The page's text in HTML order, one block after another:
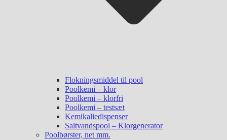
Flokningsmiddel til pool
Poolkemi – klor
Poolkemi – klorfri
Poolkemi – testsæt
Kemikaliedispenser
Saltvandspool – Klorgenerator
Poolbørster, net mm.